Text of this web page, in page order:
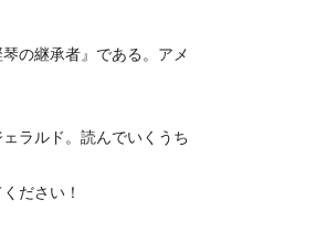
の継承者』である。アメ
ラルド。読んでいくうち
ださい！